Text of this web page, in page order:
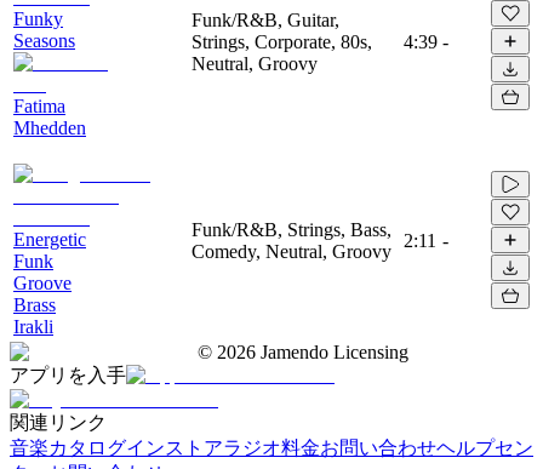
Funky
Seasons
Fatima
Mhedden
Funk/R&B, Guitar,
Strings, Corporate, 80s,
Neutral, Groovy
4:39 -
Energetic
Funk
Groove
Brass
Irakli
Funk/R&B, Strings, Bass,
Comedy, Neutral, Groovy
2:11 -
© 2026 Jamendo Licensing
アプリを入手
関連リンク
音楽カタログインストアラジオ料金お問い合わせヘルプセン